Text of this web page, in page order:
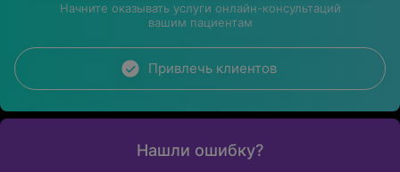
Начните оказывать услуги онлайн-консультаций
вашим пациентам
Привлечь клиентов
Нашли ошибку?